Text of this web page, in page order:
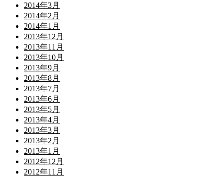
2014年3月
2014年2月
2014年1月
2013年12月
2013年11月
2013年10月
2013年9月
2013年8月
2013年7月
2013年6月
2013年5月
2013年4月
2013年3月
2013年2月
2013年1月
2012年12月
2012年11月